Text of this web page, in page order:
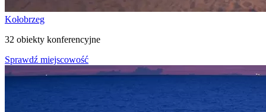
Kołobrzeg
32 obiekty konferencyjne
Sprawdź miejscowość